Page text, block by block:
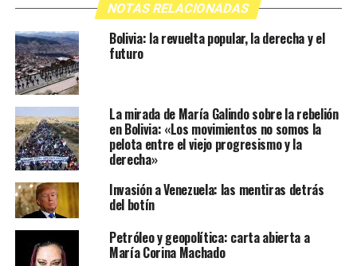
NOTAS RELACIONADAS
Bolivia: la revuelta popular, la derecha y el
futuro
La mirada de María Galindo sobre la rebelión
en Bolivia: «Los movimientos no somos la
pelota entre el viejo progresismo y la
derecha»
Invasión a Venezuela: las mentiras detrás
del botín
Petróleo y geopolítica: carta abierta a
María Corina Machado